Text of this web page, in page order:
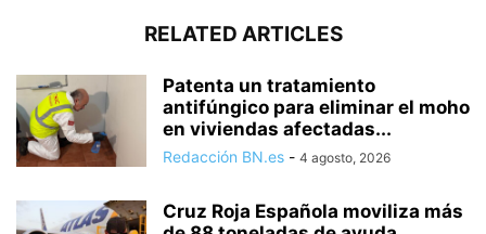
RELATED ARTICLES
Patenta un tratamiento
antifúngico para eliminar el moho
en viviendas afectadas...
Redacción BN.es - 4 agosto, 2026
Cruz Roja Española moviliza más